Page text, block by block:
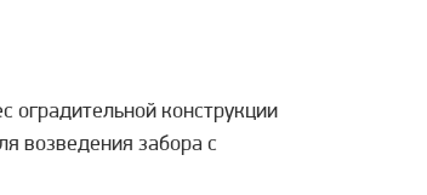
оградительной конструкции
возведения забора с